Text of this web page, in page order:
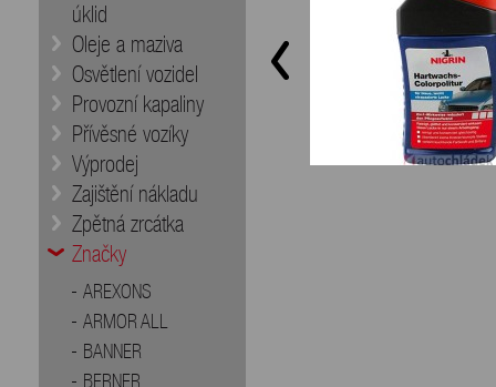
úklid
Oleje a maziva
Osvětlení vozidel
Provozní kapaliny
Přívěsné vozíky
Výprodej
Zajištění nákladu
Zpětná zrcátka
Značky
AREXONS
ARMOR ALL
BANNER
BERNER